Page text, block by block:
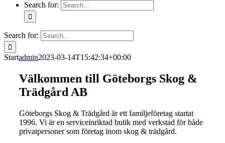
Search for:
Search for:
Startadmin2023-03-14T15:42:34+00:00
Välkommen till Göteborgs Skog &
Trädgård AB
Göteborgs Skog & Trädgård är ett familjeföretag startat
1996. Vi är en serviceinriktad butik med verkstad för både
privatpersoner som företag inom skog & trädgård.